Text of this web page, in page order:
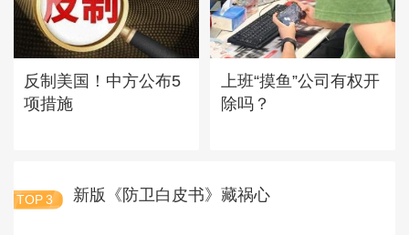
反制美国！中方公布5
项措施
上班“摸鱼”公司有权开
除吗？
TOP 3 新版《防卫白皮书》藏祸心